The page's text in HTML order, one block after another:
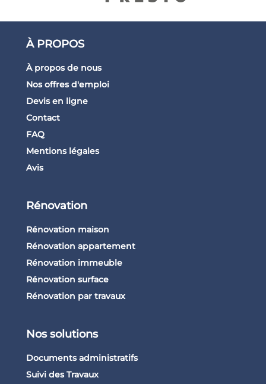
À PROPOS
À propos de nous
Nos offres d'emploi
Devis en ligne
Contact
FAQ
Mentions légales
Avis
Rénovation
Rénovation maison
Rénovation appartement
Rénovation immeuble
Rénovation surface
Rénovation par travaux
Nos solutions
Documents administratifs
Suivi des Travaux